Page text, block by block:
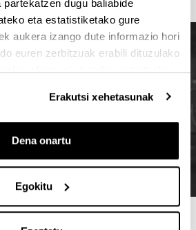
dugu baliabide
eta estatistiketako gure
aukera izango dute informazio hori
euren zerbitzuak erabili dituzulako
informazio batekin uztartzeko.
Erakutsi xehetasunak
Dena onartu
Egokitu
HAU